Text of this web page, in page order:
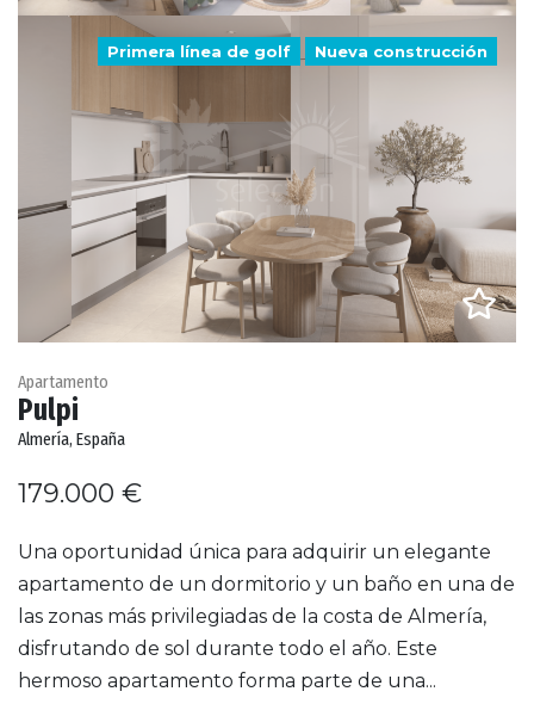
Primera línea de golf Nueva construcción
Apartamento
Pulpi
Almería, España
179.000 €
Una oportunidad única para adquirir un elegante
apartamento de un dormitorio y un baño en una de
las zonas más privilegiadas de la costa de Almería,
disfrutando de sol durante todo el año. Este
hermoso apartamento forma parte de una...